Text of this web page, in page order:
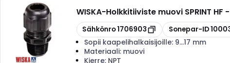
WISKA-Holkkitiiviste muovi SPRINT HF
Kopioi
Sähkönro1706903 Kopioi
Sonepar-ID
Sopii kaapelihalkaisijoille: 9...17 mm
Materiaali: muovi
Kierre: NPT